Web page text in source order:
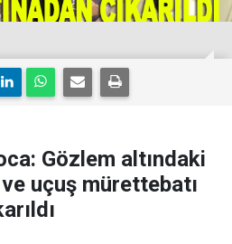
Gözlem altındaki
uçuş mürettebatı